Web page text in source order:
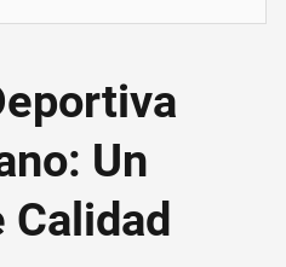
Un
Calidad